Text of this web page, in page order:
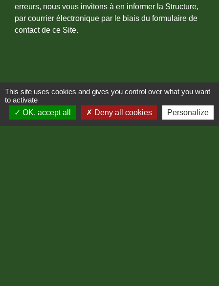
erreurs, nous vous invitons à en informer la Structure,
par courrier électronique par le biais du formulaire de
contact de ce Site.
Contacts
Mairie de Cassagnas
1 traverse du Mas
48400 Cassagnas - FRANCE
This site uses cookies and gives you control over what you want
to activate
OK, accept all
Deny all cookies Personalize